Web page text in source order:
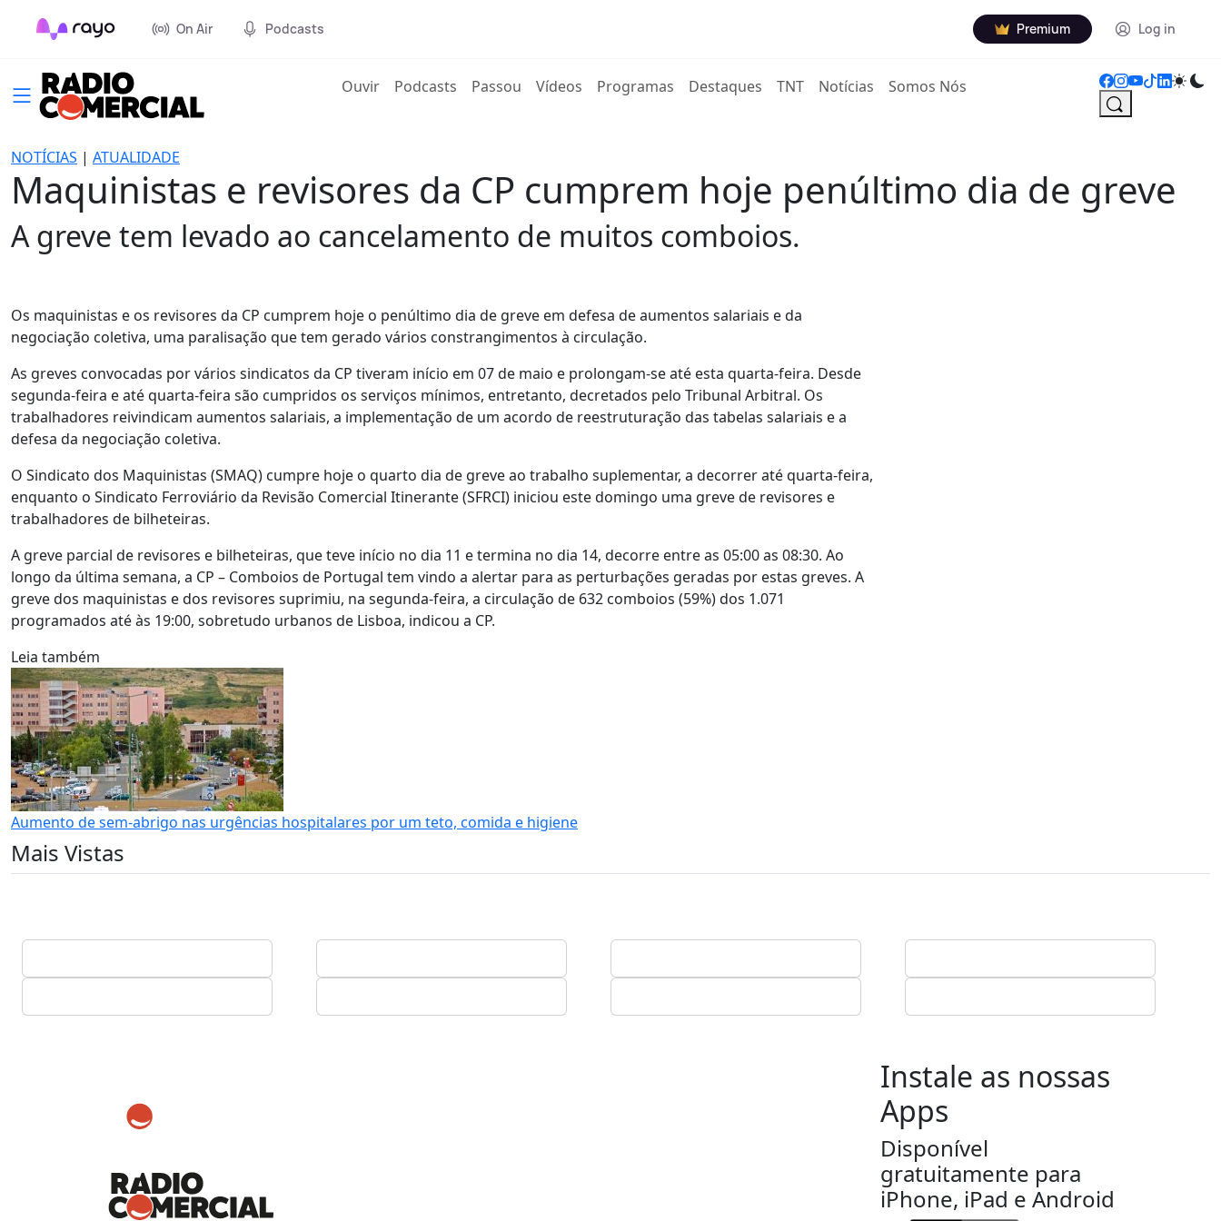
On Air Podcasts Premium Log in
Ouvir(current)
Podcasts Passou Vídeos Programas Destaques TNT Notícias Somos Nós
NOTÍCIAS | ATUALIDADE
Maquinistas e revisores da CP cumprem hoje penúltimo dia de greve
A greve tem levado ao cancelamento de muitos comboios.
Os maquinistas e os revisores da CP cumprem hoje o penúltimo dia de greve em defesa de aumentos salariais e da
negociação coletiva, uma paralisação que tem gerado vários constrangimentos à circulação.
As greves convocadas por vários sindicatos da CP tiveram início em 07 de maio e prolongam-se até esta quarta-feira. Desde
segunda-feira e até quarta-feira são cumpridos os serviços mínimos, entretanto, decretados pelo Tribunal Arbitral. Os
trabalhadores reivindicam aumentos salariais, a implementação de um acordo de reestruturação das tabelas salariais e a
defesa da negociação coletiva.
O Sindicato dos Maquinistas (SMAQ) cumpre hoje o quarto dia de greve ao trabalho suplementar, a decorrer até quarta-feira,
enquanto o Sindicato Ferroviário da Revisão Comercial Itinerante (SFRCI) iniciou este domingo uma greve de revisores e
trabalhadores de bilheteiras.
A greve parcial de revisores e bilheteiras, que teve início no dia 11 e termina no dia 14, decorre entre as 05:00 as 08:30. Ao
longo da última semana, a CP – Comboios de Portugal tem vindo a alertar para as perturbações geradas por estas greves. A
greve dos maquinistas e dos revisores suprimiu, na segunda-feira, a circulação de 632 comboios (59%) dos 1.071
programados até às 19:00, sobretudo urbanos de Lisboa, indicou a CP.
Leia também
Aumento de sem-abrigo nas urgências hospitalares por um teto, comida e higiene
Mais Vistas
Instale as nossas
Apps
Disponível
gratuitamente para
iPhone, iPad e Android